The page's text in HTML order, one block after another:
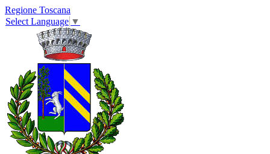
Regione Toscana
Select Language ▼